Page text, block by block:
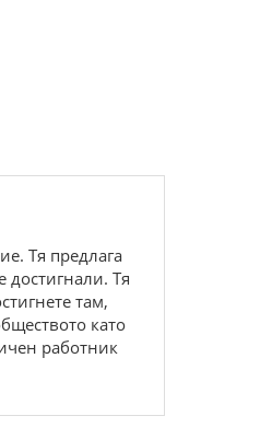
Тя предлага
достигнали. Тя
там,
като
работник